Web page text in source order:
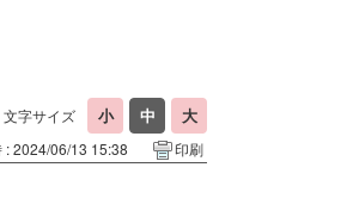
文字サイズ
: 2024/06/13 15:38 印刷